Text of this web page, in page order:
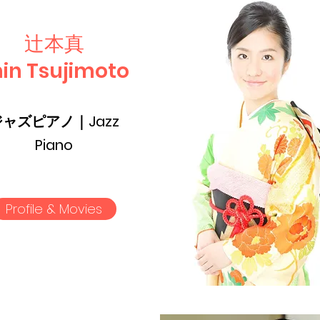
辻本真
Tsujimoto
ズピアノ｜Jazz
Piano
Profile & Movies